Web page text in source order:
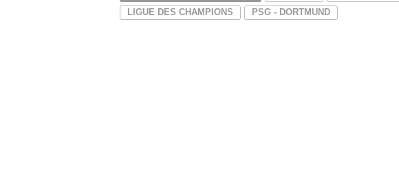
LIGUE DES CHAMPIONS
PSG - DORTMUND